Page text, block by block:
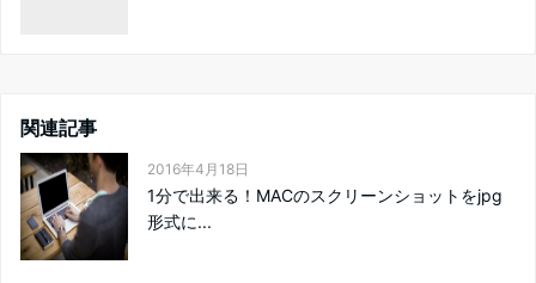
関連記事
2016年4月18日
1分で出来る！MACのスクリーンショットをjpg
形式に...